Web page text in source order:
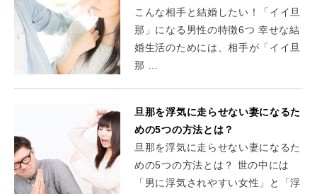
こんな相手と結婚したい！「イイ旦
那」になる男性の特徴6つ 幸せな結
婚生活のためには、相手が「イイ旦
那 …
旦那を浮気に走らせない妻になるた
めの5つの方法とは？
旦那を浮気に走らせない妻になるた
めの5つの方法とは？ 世の中には
「男に浮気されやすい女性」と「浮